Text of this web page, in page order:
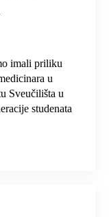
imali priliku
u
Sveučilišta u
studenata